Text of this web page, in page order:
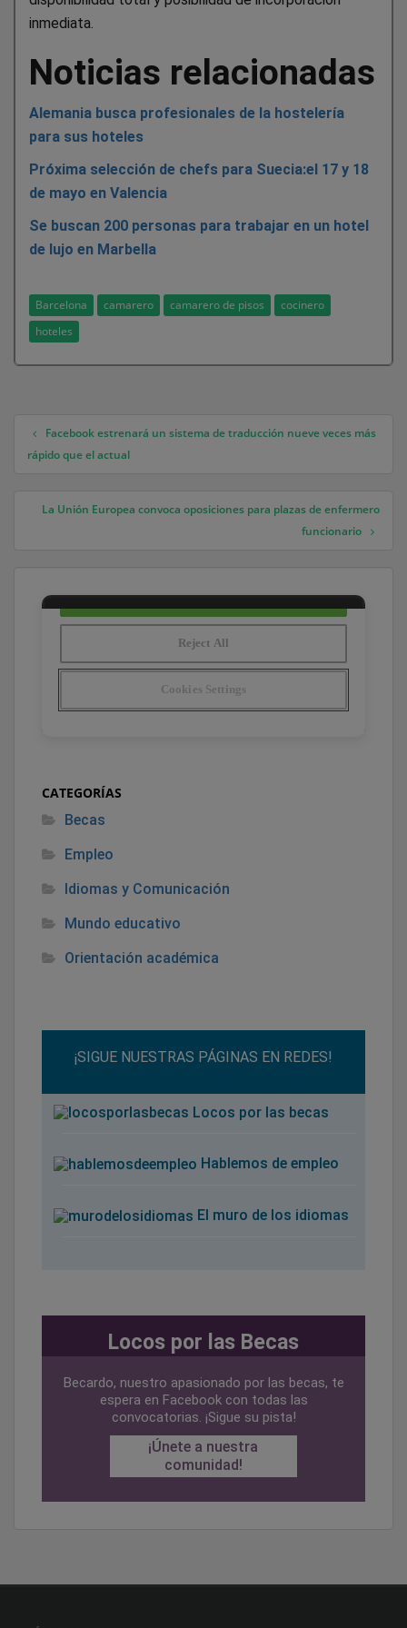
inmediata.
Noticias relacionadas
Alemania busca profesionales de la hostelería
para sus hoteles
Próxima selección de chefs para Suecia:el 17 y 18
de mayo en Valencia
Se buscan 200 personas para trabajar en un hotel
de lujo en Marbella
Barcelona camarero camarero de pisos
cocinero
hoteles
Navegación de entradas
Facebook estrenará un sistema de traducción nueve veces más
rápido que el actual
La Unión Europea convoca oposiciones para plazas de enfermero
funcionario
CATEGORÍAS
Becas
Empleo
Idiomas y Comunicación
Mundo educativo
Orientación académica
¡SIGUE NUESTRAS PÁGINAS EN REDES!
Locos por las becas
Hablemos de empleo
El muro de los idiomas
Locos por las Becas
Becardo, nuestro apasionado por las becas, te
espera en Facebook con todas las
convocatorias. ¡Sigue su pista!
¡Únete a nuestra
comunidad!